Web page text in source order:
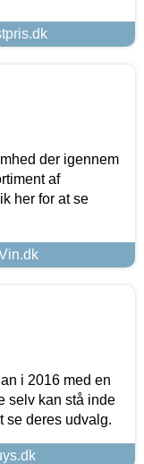
der igennem
af
her for at se
i 2016 med en
selv kan stå inde
se deres udvalg.